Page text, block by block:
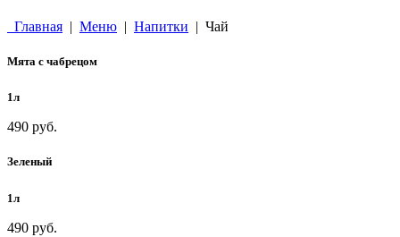
Главная | Меню | Напитки | Чай
Мята с чабрецом
1л
490 руб.
Зеленый
1л
490 руб.